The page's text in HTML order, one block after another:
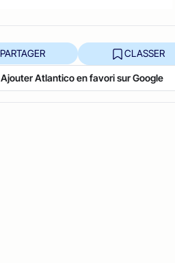
PARTAGER CLASSER
Ajouter Atlantico en favori sur Google